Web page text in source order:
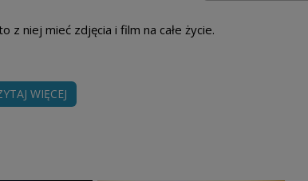
z niej mieć zdjęcia i film na całe życie.
WIĘCEJ